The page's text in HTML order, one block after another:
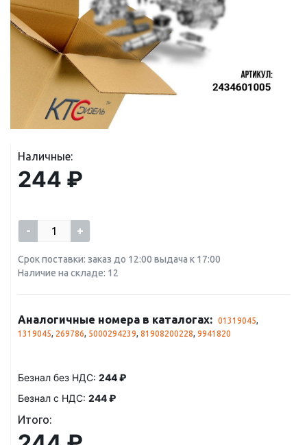
Наличные:
244 ₽
- +
Срок поставки: заказ до 12:00 выдача к 17:00
Наличие на складе: 12
Аналогичные номера в каталогах: 01319045,
1319045, 269786, 5000294239, 81908200228, 9941820
Безнал без НДС: 244 ₽
Безнал с НДС: 244 ₽
Итого: